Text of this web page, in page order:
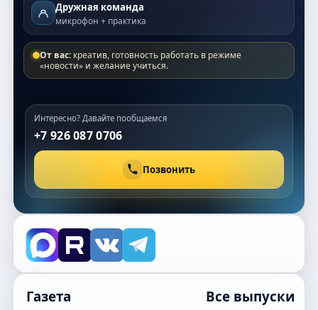
Дружная команда
микрофон + практика
От вас: креатив, готовность работать в режиме
«новости» и желание учиться.
Интересно? Давайте пообщаемся
+7 926 087 0706
Позвонить
Газета Все выпуски